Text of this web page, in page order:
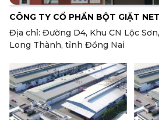
CÔNG TY CỔ PHẦN BỘT GIẶT NET
Địa chỉ: Đường D4, Khu CN Lộc
Long Thành, tỉnh Đồng Nai